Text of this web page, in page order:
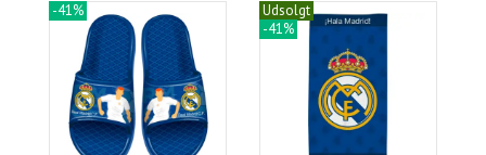
-41%
Udsolgt
-41%